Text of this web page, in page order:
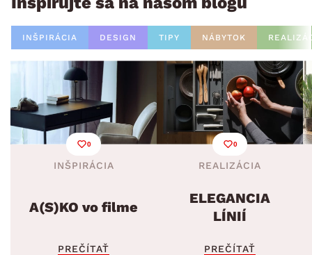
INŠPIRÁCIA DESIGN TIPY NÁBYTOK
0
INŠPIRÁCIA
A(S)KO vo filme
PREČÍTAŤ
0
REALIZÁCIA
ELEGANCIA
LÍNIÍ
PREČÍTAŤ